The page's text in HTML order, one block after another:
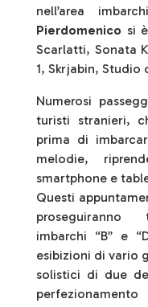
nell’area
Pierdomenico si
Scarlatti, Sonata
1, Skrjabin, Studio
Numerosi
turisti stranieri,
prima di
melodie,
smartphone e
Questi
imbarchi “B” e
esibizioni di vario
solistici di due